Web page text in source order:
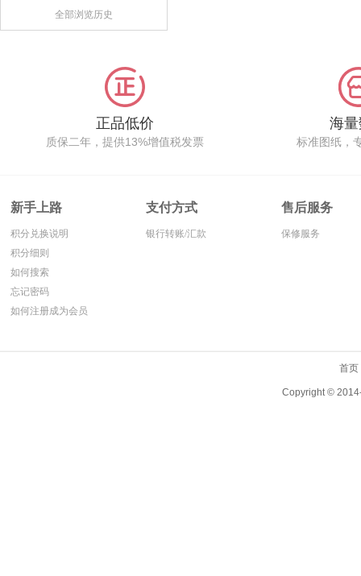
全部浏览历史
正品低价
质保二年，提供13%增值税发票
海
标准图纸，
新手上路
积分兑换说明
积分细则
如何搜索
忘记密码
如何注册成为会员
支付方式
银行转账/汇款
售后服务
保修服务
首页
Copyright ©